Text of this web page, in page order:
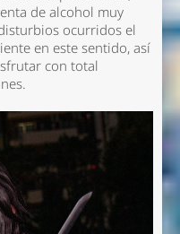
de alcohol muy
ocurridos el
en este sentido, así
con total